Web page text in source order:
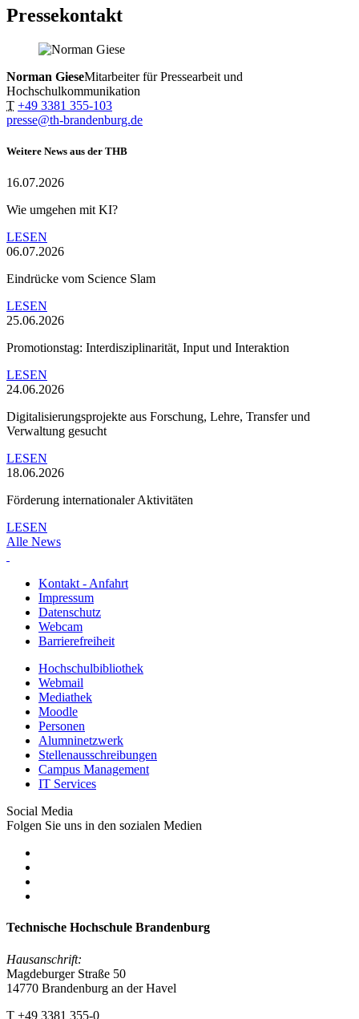
Pressekontakt
Norman GieseMitarbeiter für Pressearbeit und
Hochschulkommunikation
T +49 3381 355-103
presse@th-brandenburg.de
Weitere News aus der THB
16.07.2026
Wie umgehen mit KI?
LESEN
06.07.2026
Eindrücke vom Science Slam
LESEN
25.06.2026
Promotionstag: Interdisziplinarität, Input und Interaktion
LESEN
24.06.2026
Digitalisierungsprojekte aus Forschung, Lehre, Transfer und
Verwaltung gesucht
LESEN
18.06.2026
Förderung internationaler Aktivitäten
LESEN
Alle News
Kontakt - Anfahrt
Impressum
Datenschutz
Webcam
Barrierefreiheit
Hochschulbibliothek
Webmail
Mediathek
Moodle
Personen
Alumninetzwerk
Stellenausschreibungen
Campus Management
IT Services
Social Media
Folgen Sie uns in den sozialen Medien
Technische Hochschule Brandenburg
Hausanschrift:
Magdeburger Straße 50
14770 Brandenburg an der Havel
T +49 3381 355-0